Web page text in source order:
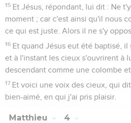
15 Et Jésus, répondant, lui dit : Ne
moment ; car c'est ainsi qu'il nous
ce qui est juste. Alors il ne s'y
16 Et quand Jésus eut été baptisé, il
et à l'instant les cieux s'ouvrirent à
descendant comme une colombe
17 Et voici une voix des cieux, qui
bien-aimé, en qui j'ai pris plaisir.
Matthieu 4